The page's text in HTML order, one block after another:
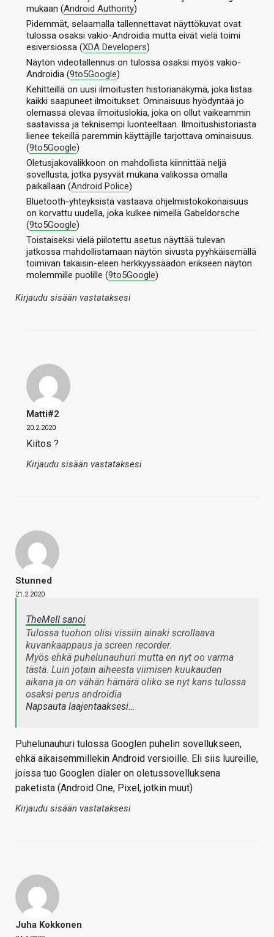
mukaan (Android Authority)
Pidemmät, selaamalla tallennettavat näyttökuvat ovat
tulossa osaksi vakio-Androidia mutta eivät vielä toimi
esiversiossa (XDA Developers)
Näytön videotallennus on tulossa osaksi myös vakio-
Androidia (9to5Google)
Kehitteillä on uusi ilmoitusten historianäkymä, joka listaa
kaikki saapuneet ilmoitukset. Ominaisuus hyödyntää jo
olemassa olevaa ilmoituslokia, joka on ollut vaikeammin
saatavissa ja teknisempi luonteeltaan. Ilmoitushistoriasta
lienee tekeillä paremmin käyttäjille tarjottava ominaisuus.
(9to5Google)
Oletusjakovalikkoon on mahdollista kiinnittää neljä
sovellusta, jotka pysyvät mukana valikossa omalla
paikallaan (Android Police)
Bluetooth-yhteyksistä vastaava ohjelmistokokonaisuus
on korvattu uudella, joka kulkee nimellä Gabeldorsche
(9to5Google)
Toistaiseksi vielä piilotettu asetus näyttää tulevan
jatkossa mahdollistamaan näytön sivusta pyyhkäisemällä
toimivan takaisin-eleen herkkyyssäädön erikseen näytön
molemmille puolille (9to5Google)
Kirjaudu sisään vastataksesi
Matti#2
20.2.2020
Kiitos ?
Kirjaudu sisään vastataksesi
Stunned
21.2.2020
TheMeII sanoi
Tulossa tuohon olisi vissiin ainaki scrollaava
kuvankaappaus ja screen recorder.
Myös ehkä puhelunauhuri mutta en nyt oo varma
tästä. Luin jotain aiheesta viimisen kuukauden
aikana ja on vähän hämärä oliko se nyt kans tulossa
osaksi perus androidia
Napsauta laajentaaksesi…
Puhelunauhuri tulossa Googlen puhelin sovellukseen,
ehkä aikaisemmillekin Android versioille. Eli siis luureille,
joissa tuo Googlen dialer on oletussovelluksena
paketista (Android One, Pixel, jotkin muut)
Kirjaudu sisään vastataksesi
Juha Kokkonen